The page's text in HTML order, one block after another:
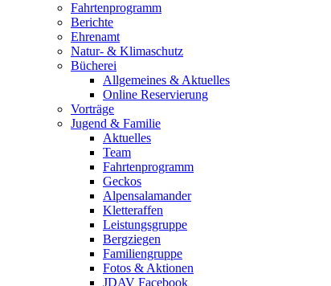
Fahrtenprogramm
Berichte
Ehrenamt
Natur- & Klimaschutz
Bücherei
Allgemeines & Aktuelles
Online Reservierung
Vorträge
Jugend & Familie
Aktuelles
Team
Fahrtenprogramm
Geckos
Alpensalamander
Kletteraffen
Leistungsgruppe
Bergziegen
Familiengruppe
Fotos & Aktionen
JDAV Facebook